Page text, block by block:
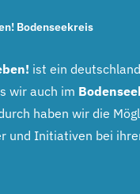
Bodenseekreis
ist ein
wir auch im
haben wir die
und Initiativen bei